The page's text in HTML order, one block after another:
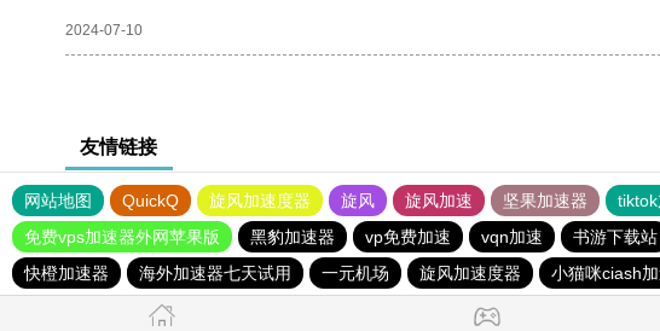
2024-07-10
友情链接
网站地图 QuickQ 旋风加速度器 旋风 旋风加速 坚果加速器
免费vps加速器外网苹果版
黑豹加速器 vp免费加速 vqn加速 书游下载站
快橙加速器
海外加速器七天试用 一元机场 旋风加速度器 小猫咪ciash